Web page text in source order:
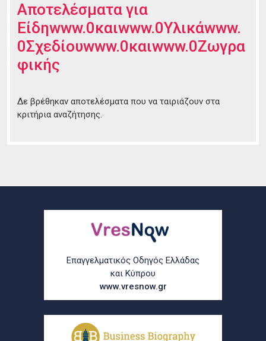
Αποτελέσματα για
Είδηwww.0καιwww.0Υλικάwww.
0Σχεδίουwww.0καιwww.0Ζωγρα
φικής
Δε βρέθηκαν αποτελέσματα που να ταιριάζουν στα
κριτήρια αναζήτησης.
Επαγγελματικός Οδηγός Ελλάδας
και Κύπρου
www.vresnow.gr